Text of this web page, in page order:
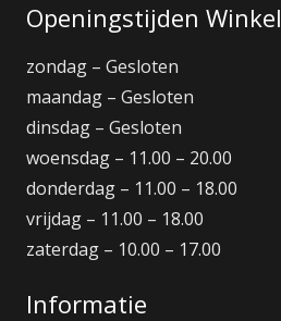
Openingstijden Winkel
zondag – Gesloten
maandag – Gesloten
dinsdag – Gesloten
woensdag – 11.00 – 20.00
donderdag – 11.00 – 18.00
vrijdag – 11.00 – 18.00
zaterdag – 10.00 – 17.00
Informatie